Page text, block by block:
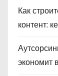
Как
контент:
экономит